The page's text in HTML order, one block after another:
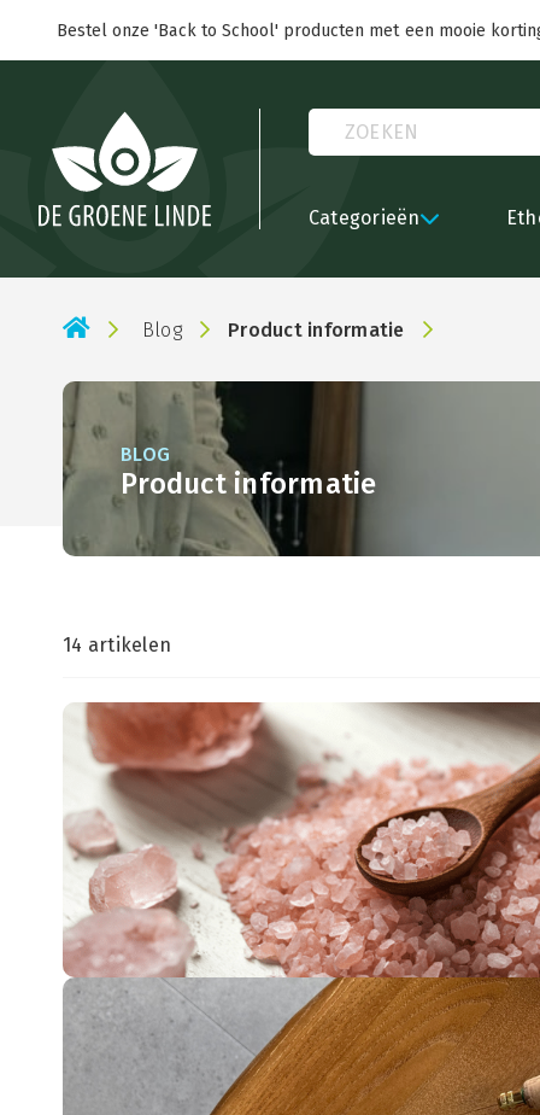
Bestel onze 'Back to School' producten met een mooie
Categorieën
Blog Product informatie
BLOG
Product informatie
14 artikelen